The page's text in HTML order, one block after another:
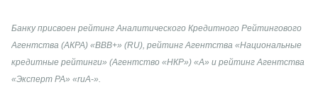
Банку присвоен рейтинг Аналитического Кредитного Рейтингового
Агентства (АКРА) «ВВВ+» (RU), рейтинг Агентства «Национальные
кредитные рейтинги» (Агентство «НКР») «А» и рейтинг Агентства
«Эксперт РА» «ruА-».